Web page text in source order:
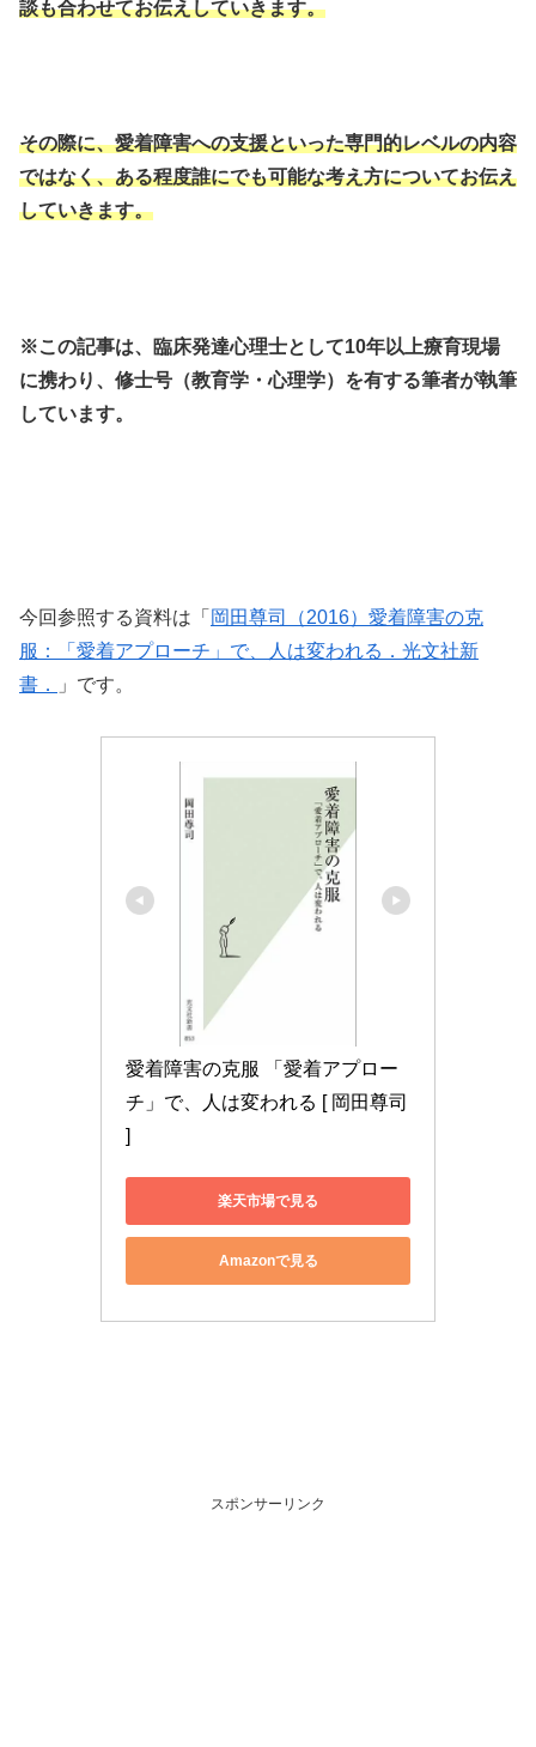
談も合わせてお伝えしていきます。
その際に、愛着障害への支援といった専門的レベルの内容
ではなく、ある程度誰にでも可能な考え方についてお伝え
していきます。
※この記事は、臨床発達心理士として10年以上療育現場
に携わり、修士号（教育学・心理学）を有する筆者が執筆
しています。
今回参照する資料は「 岡田尊司（2016）愛着障害の克
服：「愛着アプローチ」で、人は変われる．光文社新
書．
」です。
愛着障害の克服 「愛着アプロー
チ」で、人は変われる [ 岡田尊司
]
楽天市場で見る
Amazonで見る
スポンサーリンク